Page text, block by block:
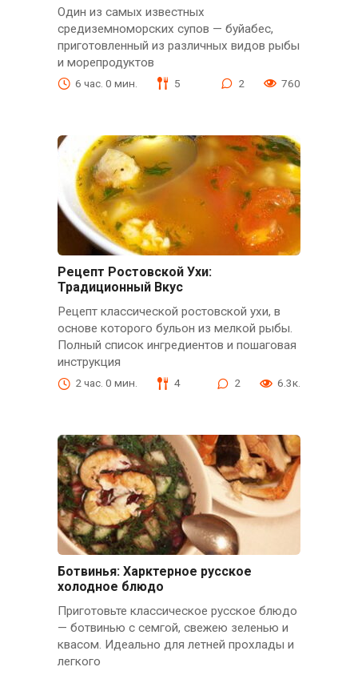
Один из самых известных
средиземноморских супов — буйабес,
приготовленный из различных видов рыбы
и морепродуктов
6 час. 0 мин. 5 2 760
Рецепт Ростовской Ухи:
Традиционный Вкус
Рецепт классической ростовской ухи, в
основе которого бульон из мелкой рыбы.
Полный список ингредиентов и пошаговая
инструкция
2 час. 0 мин. 4 2 6.3к.
Ботвинья: Харктерное русское
холодное блюдо
Приготовьте классическое русское блюдо
— ботвинью с семгой, свежею зеленью и
квасом. Идеально для летней прохлады и
легкого